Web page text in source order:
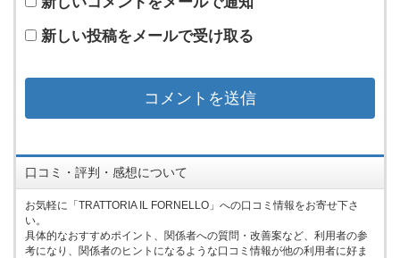
新しい投稿をメールで受け取る
口コミ・評判・感想について
お気軽に「TRATTORIA IL FORNELLO」への口コミ情報をお寄せ下さ
い。
具体的なおすすめポイント、関係者への質問・改善案など、利用者の参
考になり、関係者のヒントになるような口コミ情報が他の利用者に好ま